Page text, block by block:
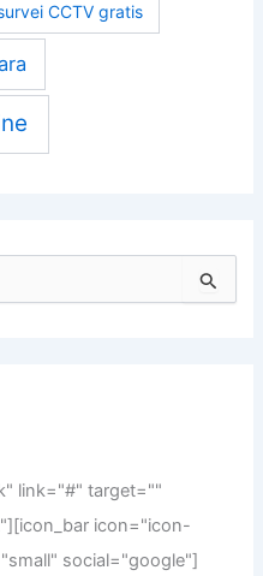
CCTV gratis
link="#" target=""
icon="icon-
social="google"]